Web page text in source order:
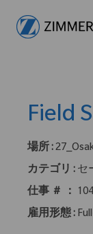
Field
場所 :
カテゴリ : セ
仕事 ＃ ：
雇用形態 :